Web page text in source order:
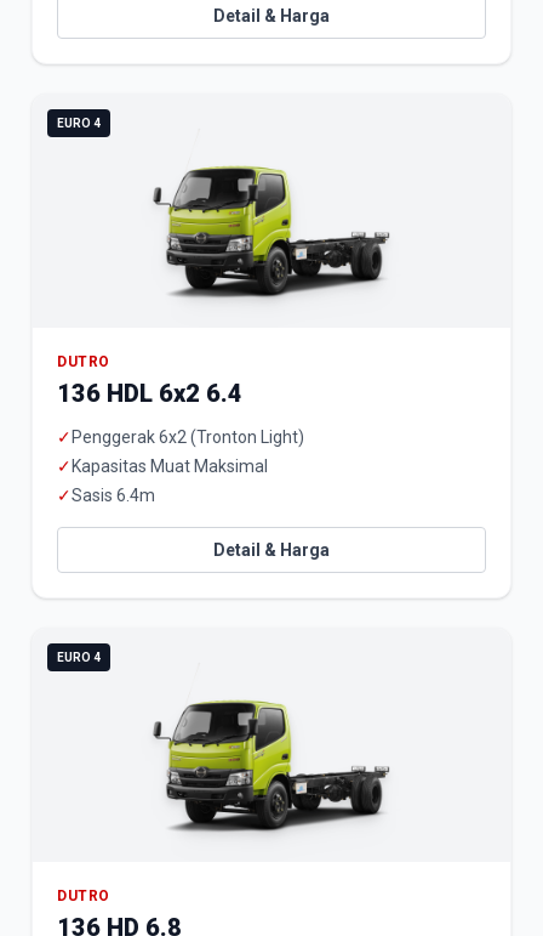
Detail & Harga
EURO 4
DUTRO
136 HDL 6x2 6.4
✓ Penggerak 6x2 (Tronton Light)
✓ Kapasitas Muat Maksimal
✓Sasis 6.4m
Detail & Harga
EURO 4
DUTRO
136 HD 6.8